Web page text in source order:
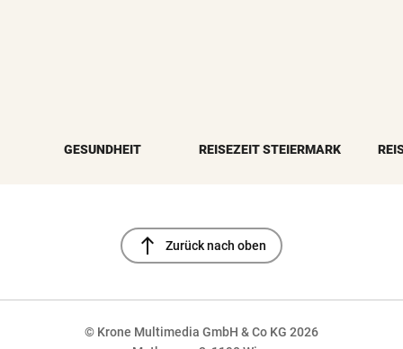
GESUNDHEIT REISEZEIT STEIERMARK
north Zurück nach oben
© Krone Multimedia GmbH & Co KG 2026